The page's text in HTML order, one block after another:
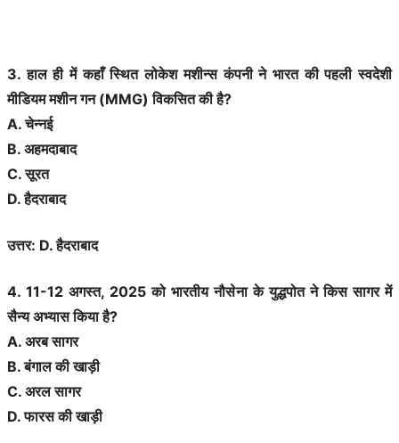
3. हाल ही में कहाँ स्थित लोकेश मशीन्स कंपनी ने भारत की पहली स्वदेशी
मीडियम मशीन गन (MMG) विकसित की है?
A. चेन्नई
B. अहमदाबाद
C. सूरत
D. हैदराबाद
उत्तर: D. हैदराबाद
4. 11-12 अगस्त, 2025 को भारतीय नौसेना के युद्धपोत ने किस सागर में
सैन्य अभ्यास किया है?
A. अरब सागर
B. बंगाल की खाड़ी
C. अरल सागर
D. फारस की खाड़ी